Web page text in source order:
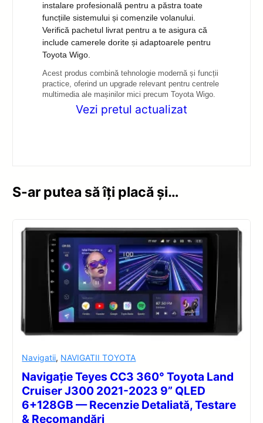
instalare profesională pentru a păstra toate
funcțiile sistemului și comenzile volanului.
Verifică pachetul livrat pentru a te asigura că
include camerele dorite și adaptoarele pentru
Toyota Wigo.
Acest produs combină tehnologie modernă și funcții
practice, oferind un upgrade relevant pentru centrele
multimedia ale mașinilor mici precum Toyota Wigo.
Vezi pretul actualizat
S-ar putea să îți placă și…
Navigatii, NAVIGATII TOYOTA
Navigație Teyes CC3 360° Toyota Land
Cruiser J300 2021-2023 9” QLED
6+128GB — Recenzie Detaliată, Testare
& Recomandări